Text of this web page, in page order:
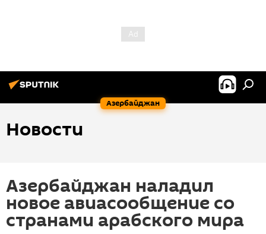
Азербайджан
Новости
Азербайджан наладил
новое авиасообщение со
странами арабского мира